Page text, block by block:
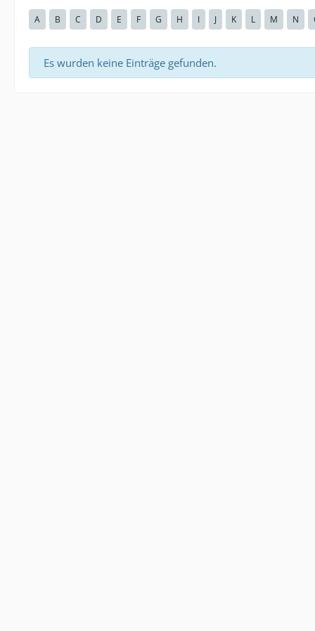
A B C D E F G H I J K L M N
Es wurden keine Einträge gefunden.